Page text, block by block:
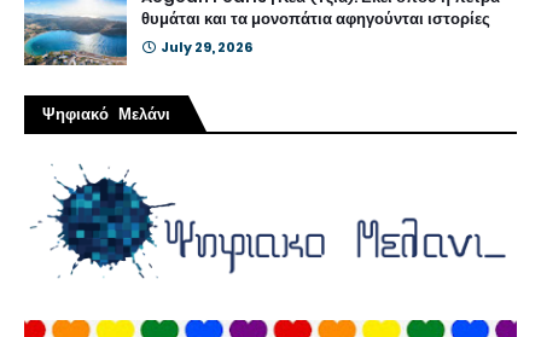
θυμάται και τα μονοπάτια αφηγούνται ιστορίες
July 29, 2026
Ψηφιακό Μελάνι